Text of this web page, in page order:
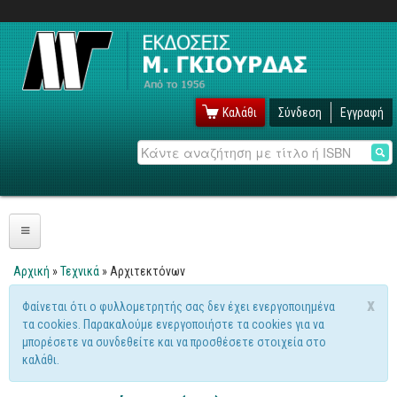
Καλάθι Σύνδεση Εγγραφή
Αναζήτηση
Πληροφορική
Λειτουργικά
Windows
Linux
Unix
Είστε εδώ
Αρχική »Τεχνικά » Αρχιτεκτόνων
x
Μήνυμα προειδοποίησης
Φαίνεται ότι ο φυλλομετρητής σας δεν έχει ενεργοποιημένα
τα cookies. Παρακαλούμε ενεργοποιήστε τα cookies για να
μπορέσετε να συνδεθείτε και να προσθέσετε στοιχεία στο
καλάθι.